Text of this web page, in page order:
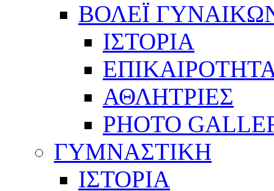
ΒΟΛΕΪ
ΙΣΤΟΡΙΑ
ΑΘΛΗΤΡΙΕΣ
PHOTO
ΓΥΜΝΑΣΤΙΚΗ
ΙΣΤΟΡΙΑ